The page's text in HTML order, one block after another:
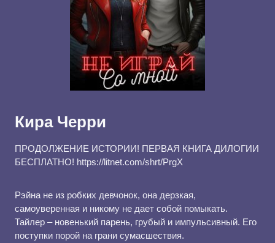
Кира Черри
ПРОДОЛЖЕНИЕ ИСТОРИИ! ПЕРВАЯ КНИГА ДИЛОГИИ
БЕСПЛАТНО! https://litnet.com/shrt/PrgX
Рэйна не из робких девчонок, она дерзкая,
самоуверенная и никому не дает собой помыкать.
Тайлер – новенький парень, грубый и импульсивный. Его
поступки порой на грани сумасшествия.